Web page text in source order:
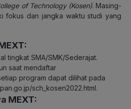
of Technology (Kosen). Masing-
fokus dan jangka waktu studi yang
tingkat SMA/SMK/Sederajat.
saat mendaftar
program dapat dilihat pada
sch_kosen2022.html.
MEXT: